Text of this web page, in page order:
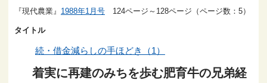
『現代農業』 1988年1月号 124ページ～128ページ（ページ数：5）
タイトル
続・借金減らしの手ほどき（1）
着実に再建のみちを歩む肥育牛の兄弟経